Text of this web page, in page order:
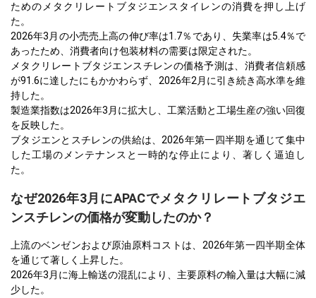
ためのメタクリレートブタジエンスタイレンの消費を押し上げ
た。
2026年3月の小売売上高の伸び率は1.7％であり、失業率は5.4％で
あったため、消費者向け包装材料の需要は限定された。
メタクリレートブタジエンスチレンの価格予測は、消費者信頼感
が91.6に達したにもかかわらず、2026年2月に引き続き高水準を維
持した。
製造業指数は2026年3月に拡大し、工業活動と工場生産の強い回復
を反映した。
ブタジエンとスチレンの供給は、2026年第一四半期を通じて集中
した工場のメンテナンスと一時的な停止により、著しく逼迫し
た。
なぜ2026年3月にAPACでメタクリレートブタジエ
ンスチレンの価格が変動したのか？
上流のベンゼンおよび原油原料コストは、2026年第一四半期全体
を通じて著しく上昇した。
2026年3月に海上輸送の混乱により、主要原料の輸入量は大幅に減
少した。